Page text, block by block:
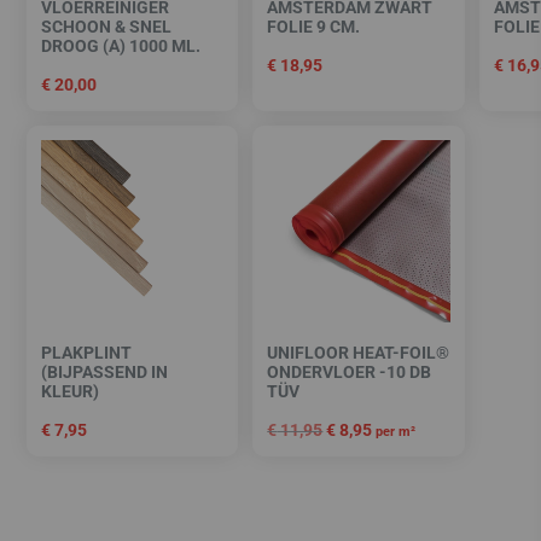
VLOERREINIGER
SCHOON & SNEL
DROOG (A) 1000 ML.
€20,00
AMSTERDAM ZWART
FOLIE 9 CM.
€ 18,95
FOLIE
€
PLAKPLINT
(BIJPASSEND IN
KLEUR)
€7,95
UNIFLOOR HEAT-FOIL®
ONDERVLOER -10 DB
TÜV
€11,95 €8,95 per m²